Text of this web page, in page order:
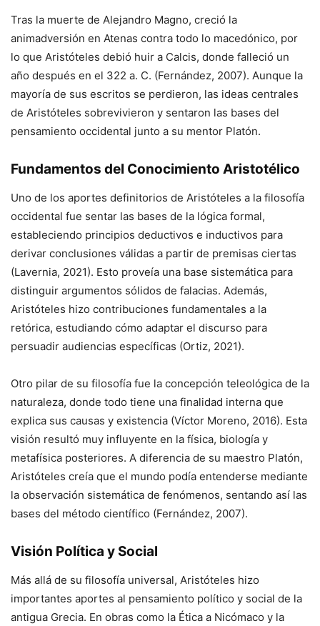
Tras la muerte de Alejandro Magno, creció la
animadversión en Atenas contra todo lo macedónico, por
lo que Aristóteles debió huir a Calcis, donde falleció un
año después en el 322 a. C. (Fernández, 2007). Aunque la
mayoría de sus escritos se perdieron, las ideas centrales
de Aristóteles sobrevivieron y sentaron las bases del
pensamiento occidental junto a su mentor Platón.
Fundamentos del Conocimiento Aristotélico
Uno de los aportes definitorios de Aristóteles a la filosofía
occidental fue sentar las bases de la lógica formal,
estableciendo principios deductivos e inductivos para
derivar conclusiones válidas a partir de premisas ciertas
(Lavernia, 2021). Esto proveía una base sistemática para
distinguir argumentos sólidos de falacias. Además,
Aristóteles hizo contribuciones fundamentales a la
retórica, estudiando cómo adaptar el discurso para
persuadir audiencias específicas (Ortiz, 2021).
Otro pilar de su filosofía fue la concepción teleológica de la
naturaleza, donde todo tiene una finalidad interna que
explica sus causas y existencia (Víctor Moreno, 2016). Esta
visión resultó muy influyente en la física, biología y
metafísica posteriores. A diferencia de su maestro Platón,
Aristóteles creía que el mundo podía entenderse mediante
la observación sistemática de fenómenos, sentando así las
bases del método científico (Fernández, 2007).
Visión Política y Social
Más allá de su filosofía universal, Aristóteles hizo
importantes aportes al pensamiento político y social de la
antigua Grecia. En obras como la Ética a Nicómaco y la